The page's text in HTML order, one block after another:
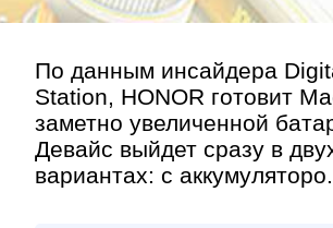
По данным инсайдера
Station, HONOR готовит
заметно увеличенной
Девайс выйдет сразу в
вариантах: с